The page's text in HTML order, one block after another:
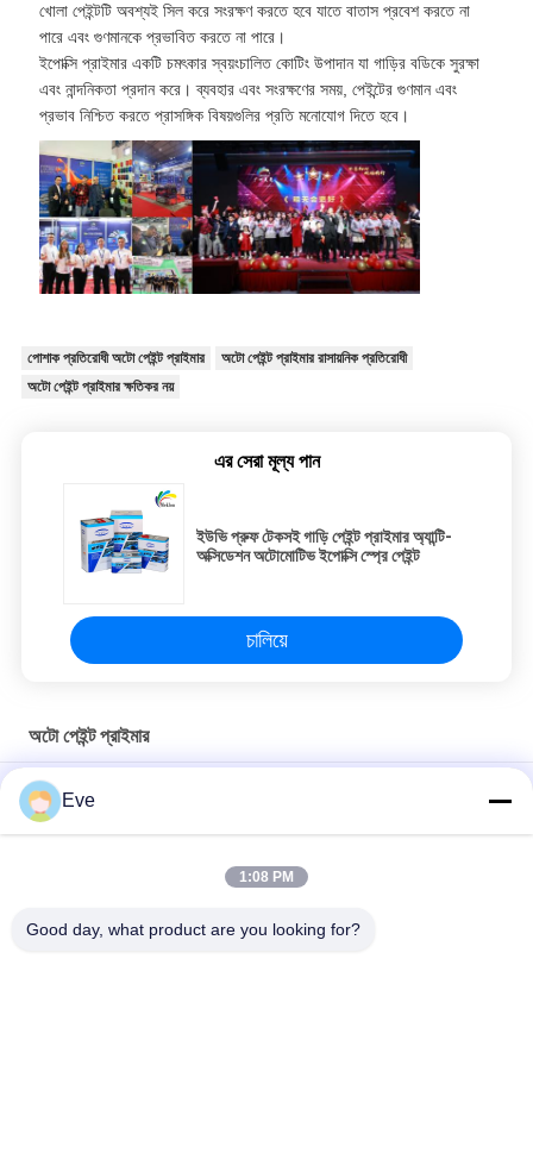
খোলা পেইন্টটি অবশ্যই সিল করে সংরক্ষণ করতে হবে যাতে বাতাস প্রবেশ করতে না
পারে এবং গুণমানকে প্রভাবিত করতে না পারে।
ইপোক্সি প্রাইমার একটি চমৎকার স্বয়ংচালিত কোটিং উপাদান যা গাড়ির বডিকে সুরক্ষা
এবং নান্দনিকতা প্রদান করে। ব্যবহার এবং সংরক্ষণের সময়, পেইন্টের গুণমান এবং
প্রভাব নিশ্চিত করতে প্রাসঙ্গিক বিষয়গুলির প্রতি মনোযোগ দিতে হবে।
পোশাক প্রতিরোধী অটো পেইন্ট প্রাইমার
অটো পেইন্ট প্রাইমার রাসায়নিক প্রতিরোধী
অটো পেইন্ট প্রাইমার ক্ষতিকর নয়
এর সেরা মূল্য পান
ইউভি প্রুফ টেকসই গাড়ি পেইন্ট প্রাইমার অ্যান্টি-
অক্সিডেশন অটোমোটিভ ইপোক্সি স্প্রে পেইন্ট
চালিয়ে
অটো পেইন্ট প্রাইমার
পোশাক প্রতিরোধী অটো পেইন্ট প্রাইমার ছত্রাক প্রতিরোধী অ-বিষাক্ত ধূসর রঙ
তাপ প্রতিরোধী 1L অটো পেইন্ট প্রাইমার ছত্রাক প্রতিরোধী আর্দ্রতা প্রতিরোধী
ইউভি প্রুফ টেকসই গাড়ি পেইন্ট প্রাইমার অ্যান্টি-অক্সিডেশন অটোমোটিভ ইপোক্সি স্প্রে
Eve
1:08 PM
Good day, what product are you looking for?